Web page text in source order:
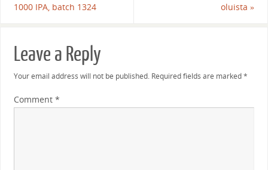
1000 IPA, batch 1324
oluista»
Leave a Reply
Your email address will not be published. Required fields are marked*
Comment *